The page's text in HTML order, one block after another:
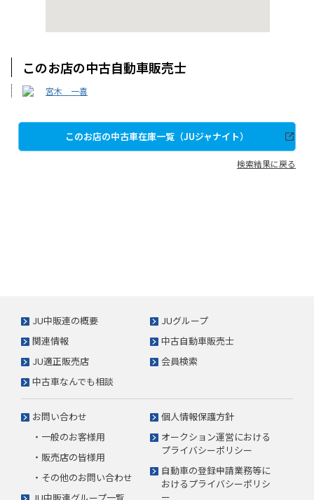
このお店の中古自動車販売士
宮木 一喜
このお店の中古車在庫一覧（JUジャナイト）
検索結果に戻る
JU中販連の概要
JUグループ
関連情報
中古自動車販売士
JU適正販売店
会員検索
中古車なんでも相談
お問い合わせ
・一般のお客様用
・販売店の皆様用
・その他のお問い合わせ
個人情報保護方針
オークション運営における
プライバシーポリシー
自動車の登録申請業務等に
おけるプライバシーポリシ
ー